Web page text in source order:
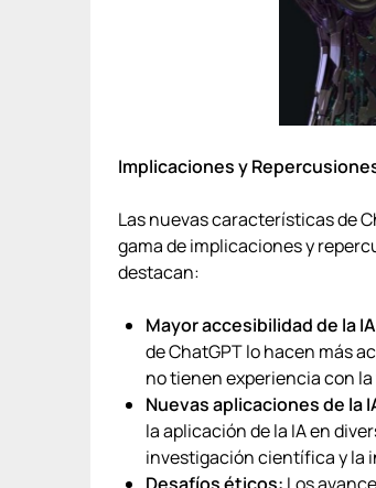
Implicaciones y
Las nuevas características de
gama de implicaciones y
destacan:
Mayor accesibilidad de la
de ChatGPT lo hacen más
no tienen experiencia con
Nuevas aplicaciones de la
la aplicación de la IA en
investigación científica y la
Desafíos éticos: Los